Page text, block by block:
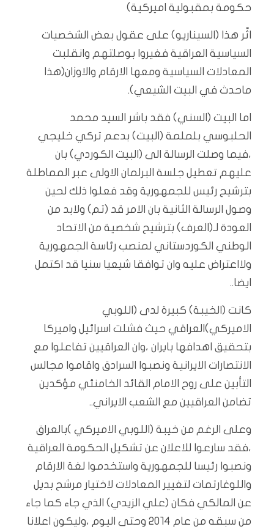
حكومة بمقبولية اميركية)
اثّر هذا (السيناريو) على عقول بعض الشخصيات
السياسية العراقية فغيروا بوصلتهم وانقلبت
المعادلات السياسية ومعها الارقام والاوزان(هذا
ماحدث في البيت الشيعي).
اما البيت (السني) فقد باشر السيد محمد
الحلبوسي بلملمة (البيت) بدعم تركي خليجي
،فيما وصلت الرسالة الى (البيت الكوردي) بان
عليهم تعطيل جلسة البرلمان الاولى عبر المماطلة
بترشيح رئيس للجمهورية وقد فعلوا ذلك لحين
وصول الرسالة الثانية بان الامر قد (تم) ولابد من
العودة لـ(العرف) بترشيح شخصية من الاتحاد
الوطني الكوردستاني لمنصب رئاسة الجمهورية
ولااعتراض عليه وان توافقا شيعيا سنيا قد اكتمل
ايضا..
كانت (الخيبة) كبيرة لدى (اللوبي
الاميركي)العراقي حيث فشلت اسرائيل واميركا
بتحقيق اهدافها بايران ،وان العراقيين تفاعلوا مع
الانتصارات الايرانية ونصبوا السرادق واقاموا مجالس
التأبين على روح الامام القائد الخامنئي مؤكدين
تضامن العراقيين مع الشعب الايراني..
وعلى الرغم من خيبة (اللوبي الاميركي )بالعراق
،فقد سارعوا للاعلان عن تشكيل الحكومة العراقية
ونصبوا رئيسا للجمهورية واستخدموا لغة الارقام
واللوغارتمات لتغيير المعادلات لاختيار مرشح بديل
عن المالكي فكان (علي الزيدي) الذي جاء كما جاء
من سبقه من عام ٢٠١٤ وحتى اليوم ،وليكون اعلانا